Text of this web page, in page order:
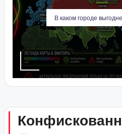
В каком городе